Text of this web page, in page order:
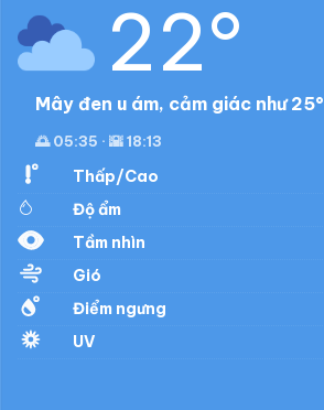
22°
Mây đen u ám, cảm giác như
🌅 05:35 · 🌇 18:13
Thấp/Cao
Độ ẩm
Tầm nhìn
Gió
Điểm ngưng
UV